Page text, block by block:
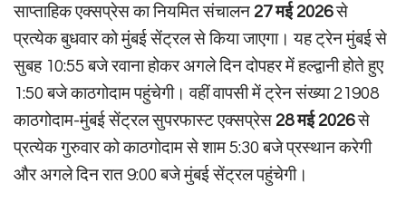
साप्ताहिक एक्सप्रेस का नियमित संचालन 27 मई 2026से
प्रत्येक बुधवार को मुंबई सेंट्रल से किया जाएगा। यह ट्रेन मुंबई से
सुबह 10:55 बजे रवाना होकर अगले दिन दोपहर में हल्द्वानी होते हुए
1:50 बजे काठगोदाम पहुंचेगी। वहीं वापसी में ट्रेन संख्या 21908
काठगोदाम-मुंबई सेंट्रल सुपरफास्ट एक्सप्रेस 28 मई 2026से
प्रत्येक गुरुवार को काठगोदाम से शाम 5:30 बजे प्रस्थान करेगी
और अगले दिन रात 9:00 बजे मुंबई सेंट्रल पहुंचेगी।